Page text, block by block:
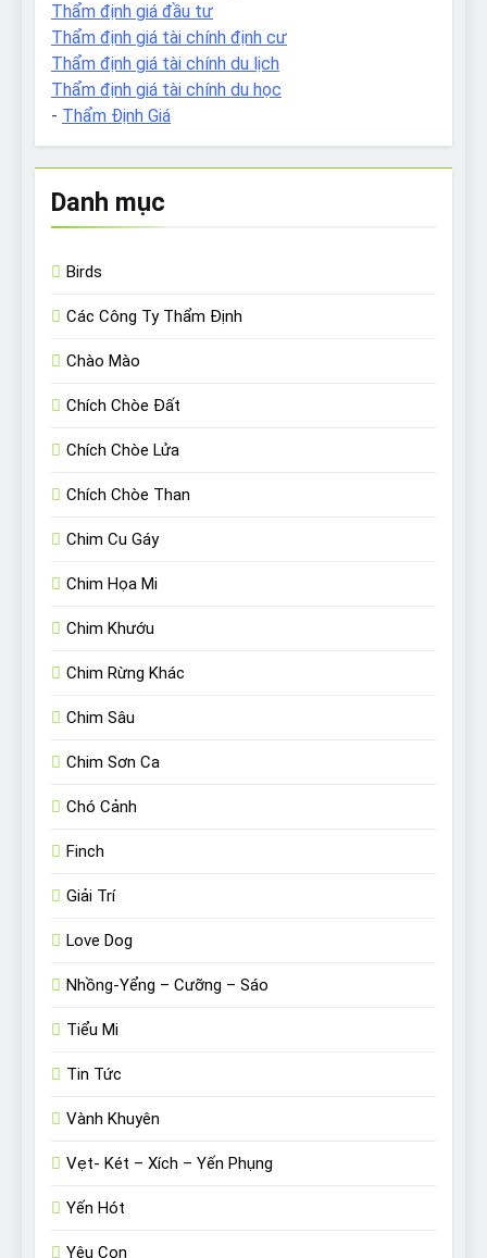
Thẩm định giá đầu tư
Thẩm định giá tài chính định cư
Thẩm định giá tài chính du lịch
Thẩm định giá tài chính du học
- Thẩm Định Giá
Danh mục
Birds
Các Công Ty Thẩm Định
Chào Mào
Chích Chòe Đất
Chích Chòe Lửa
Chích Chòe Than
Chim Cu Gáy
Chim Họa Mi
Chim Khướu
Chim Rừng Khác
Chim Sâu
Chim Sơn Ca
Chó Cảnh
Finch
Giải Trí
Love Dog
Nhồng-Yểng – Cưỡng – Sáo
Tiểu Mi
Tin Tức
Vành Khuyên
Vẹt- Két – Xích – Yến Phụng
Yến Hót
Yêu Con